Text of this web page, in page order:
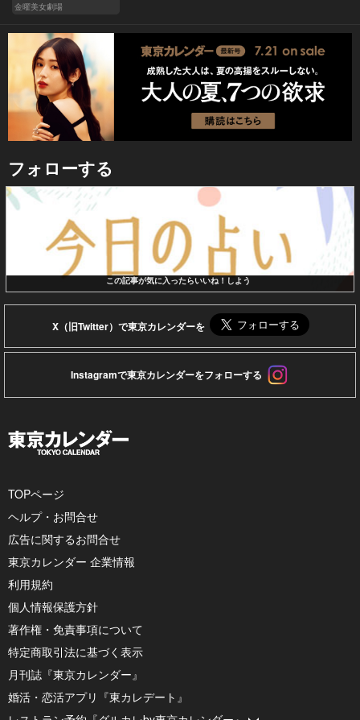
金曜美女劇場
フォローする
この記事が気に入ったらいいね！しよう
X（旧Twitter）で東京カレンダーを
Instagramで東京カレンダーをフォローする
TOPページ
ヘルプ・お問合せ
広告に関するお問合せ
東京カレンダー 企業情報
利用規約
個人情報保護方針
著作権・免責事項について
特定商取引法に基づく表示
月刊誌『東京カレンダー』
婚活・恋活アプリ『東カレデート』